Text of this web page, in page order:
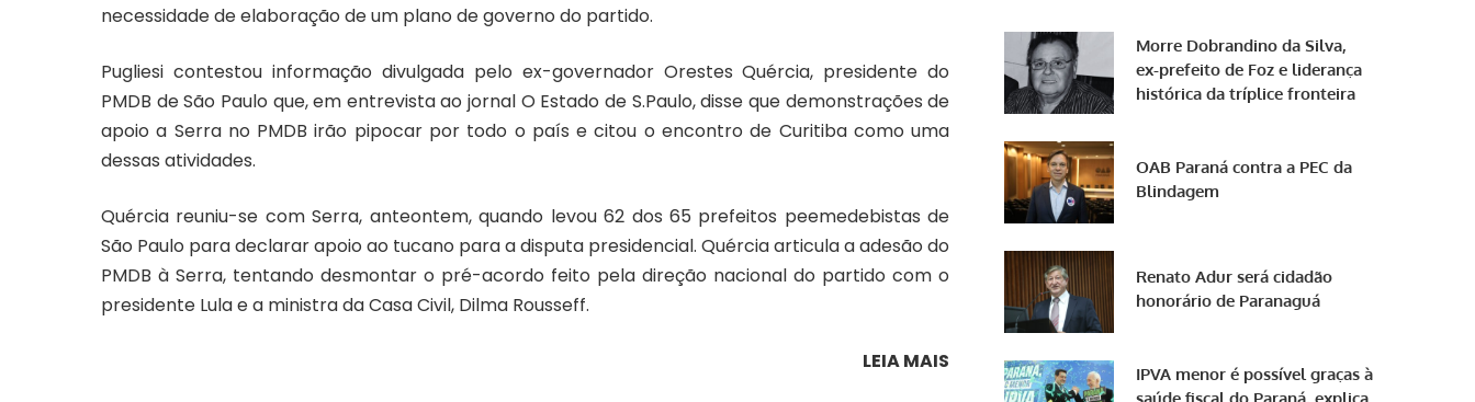
necessidade de elaboração de um plano de governo do partido.
Pugliesi contestou informação divulgada pelo ex-governador Orestes Quércia, presidente do
PMDB de São Paulo que, em entrevista ao jornal O Estado de S.Paulo, disse que demonstrações de
apoio a Serra no PMDB irão pipocar por todo o país e citou o encontro de Curitiba como uma
dessas atividades.
Quércia reuniu-se com Serra, anteontem, quando levou 62 dos 65 prefeitos peemedebistas de
São Paulo para declarar apoio ao tucano para a disputa presidencial. Quércia articula a adesão do
PMDB à Serra, tentando desmontar o pré-acordo feito pela direção nacional do partido com o
presidente Lula e a ministra da Casa Civil, Dilma Rousseff.
LEIA MAIS
Morre Dobrandino da Silva,
ex-prefeito de Foz e liderança
histórica da tríplice fronteira
OAB Paraná contra a PEC da
Blindagem
Renato Adur será cidadão
honorário de Paranaguá
IPVA menor é possível graças à